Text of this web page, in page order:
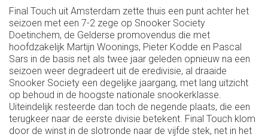
Final Touch uit Amsterdam zette thuis een punt achter het
seizoen met een 7-2 zege op Snooker Society
Doetinchem, de Gelderse promovendus die met
hoofdzakelijk Martijn Woonings, Pieter Kodde en Pascal
Sars in de basis net als twee jaar geleden opnieuw na een
seizoen weer degradeert uit de eredivisie, al draaide
Snooker Society een degelijke jaargang, met lang uitzicht
op behoud in de hoogste nationale snookerklasse.
Uiteindelijk resteerde dan toch de negende plaats, die een
terugkeer naar de eerste divisie betekent. Final Touch klom
door de winst in de slotronde naar de vijfde stek, net in het